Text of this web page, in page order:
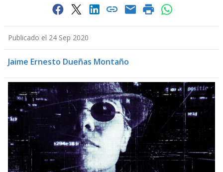
Publicado el 24 Sep 2020
Jaime Ernesto Dueñas Montaño